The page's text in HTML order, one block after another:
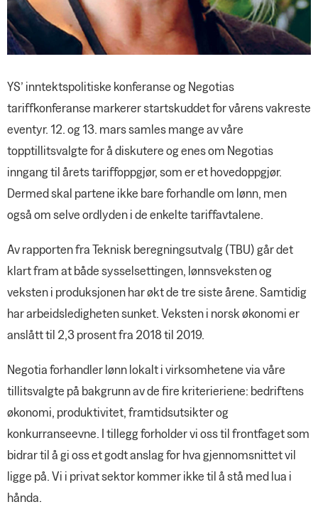
YS’ inntektspolitiske konferanse og Negotias
tariffkonferanse markerer startskuddet for vårens vakreste
eventyr. 12. og 13. mars samles mange av våre
topptillitsvalgte for å diskutere og enes om Negotias
inngang til årets tariffoppgjør, som er et hovedoppgjør.
Dermed skal partene ikke bare forhandle om lønn, men
også om selve ordlyden i de enkelte tariffavtalene.
Av rapporten fra Teknisk beregningsutvalg (TBU) går det
klart fram at både sysselsettingen, lønnsveksten og
veksten i produksjonen har økt de tre siste årene. Samtidig
har arbeidsledigheten sunket. Veksten i norsk økonomi er
anslått til 2,3 prosent fra 2018 til 2019.
Negotia forhandler lønn lokalt i virksomhetene via våre
tillitsvalgte på bakgrunn av de fire kriterieriene: bedriftens
økonomi, produktivitet, framtidsutsikter og
konkurranseevne. I tillegg forholder vi oss til frontfaget som
bidrar til å gi oss et godt anslag for hva gjennomsnittet vil
ligge på. Vi i privat sektor kommer ikke til å stå med lua i
hånda.